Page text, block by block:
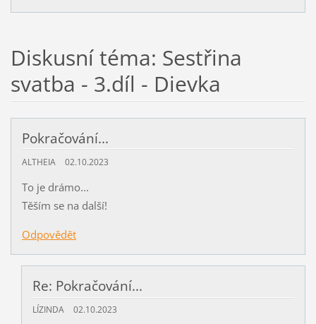
Diskusní téma: Sestřina
svatba - 3.díl - Dievka
Pokračování...
ALTHEIA 02.10.2023
To je drámo...
Těším se na další!
Odpovědět
Re: Pokračování...
LÍZINDA 02.10.2023